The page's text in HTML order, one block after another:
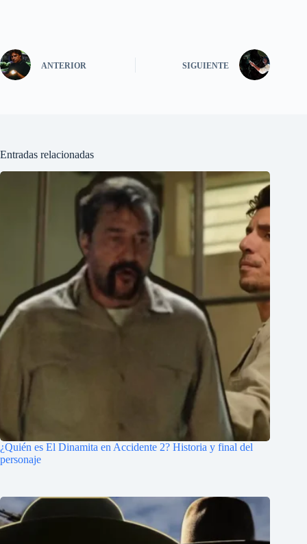
ANTERIOR SIGUIENTE
Entradas relacionadas
¿Quién es El Dinamita en Accidente 2? Historia y final del
personaje